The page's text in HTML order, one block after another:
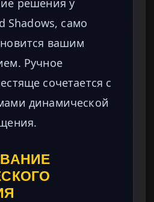
решения у
Shadows, само
вашим
Ручное
сочетается с
динамической